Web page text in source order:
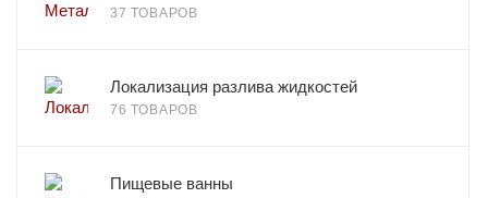
37 ТОВАРОВ
Локализация разлива жидкостей
76 ТОВАРОВ
Пищевые ванны